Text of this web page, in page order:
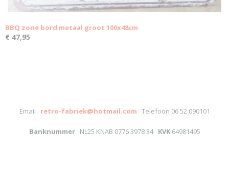
BBQ zone bord metaal groot 100x48cm
€ 47,95
Email retro-fabriek@hotmail.com Telefoon 06 52 090101
Banknummer NL25 KNAB 0776 3978 34 KVK64981495